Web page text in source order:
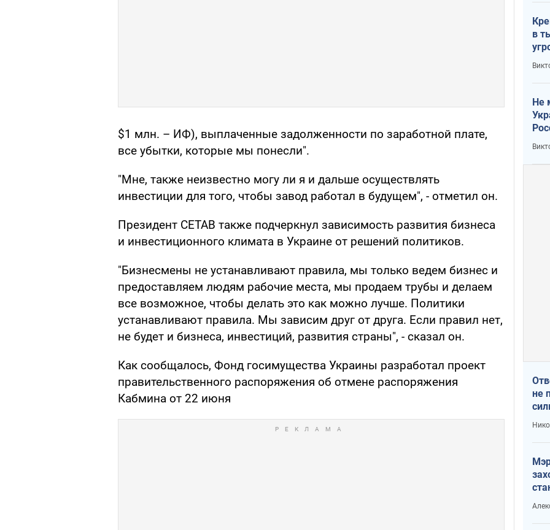
$1 млн. – ИФ), выплаченные задолженности по заработной плате,
все убытки, которые мы понесли".
"Мне, также неизвестно могу ли я и дальше осуществлять
инвестиции для того, чтобы завод работал в будущем", - отметил он.
Президент CETAB также подчеркнул зависимость развития бизнеса
и инвестиционного климата в Украине от решений политиков.
"Бизнесмены не устанавливают правила, мы только ведем бизнес и
предоставляем людям рабочие места, мы продаем трубы и делаем
все возможное, чтобы делать это как можно лучше. Политики
устанавливают правила. Мы зависим друг от друга. Если правил нет,
не будет и бизнеса, инвестиций, развития страны", - сказал он.
Как сообщалось, Фонд госимущества Украины разработал проект
правительственного распоряжения об отмене распоряжения
Кабмина от 22 июня
в
Не
не
и